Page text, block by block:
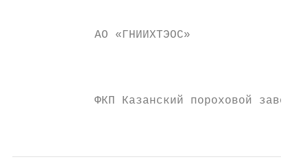
            АО «ГНИИХТЭОС»
            ФКП Казанский пороховой завод